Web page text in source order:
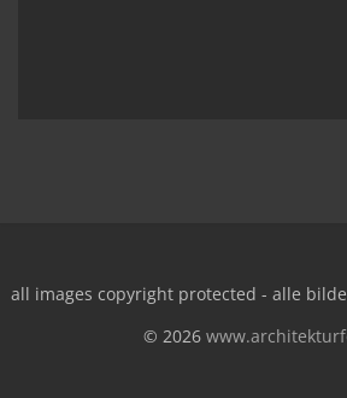
all images copyright protected - alle
© 2026